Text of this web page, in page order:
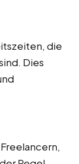
die
Dies